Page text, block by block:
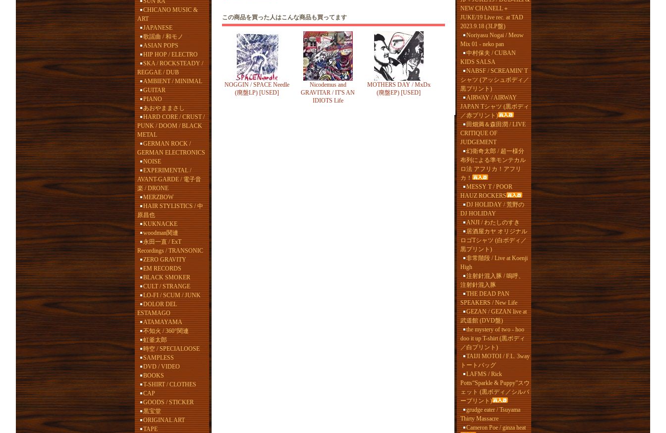
CHICANO MUSIC &
ART
JAPANESE
歌謡曲 / 和モノ
ASIAN POPS
HIP HOP / ELECTRO
SKA / ROCKSTEADY /
REGGAE / DUB
AMBIENT / MINIMAL
GUITAR
PIANO
あおやままさし
HARD CORE / CRUST /
PUNK / DOOM / BLACK
METAL
GERMAN ROCK /
GERMAN ELECTRONICS
NOISE
EXPERIMENTAL /
AVANT-GARDE / 電子音
楽 / DRONE
MERZBOW
HAIR STYLISTICS / 中
原昌也
KUKNACKE
woodman関連
永田一直 / ExT
Recordings / TRANSONIC
ZERO GRAVITY
EM RECORDS
BLACK SMOKER
CULT / STRANGE
LO-FI / SCUM / JUNK
DOLOR DEL
ESTAMAGO
ATAMAYAMA
不知火 / 360°関連
虹釜太郎
時空 / SPECIALOOSE
SAMPLESS
DVD / VIDEO
BOOKS
T-SHIRT / CLOTHES
CAP
GOODS / STICKER
黒宝堂
ORIGINAL ART
TAPE
この商品を買った人はこんな商品も買ってます
NOGGIN / SPACE Needle
(廃盤LP) [USED]
Nicodemus and
GRAVITAR / IT'S AN
IDIOTS Life
MOTHERS DAY / MxDx
(廃盤EP) [USED]
NEW CHANELL＋
JUKE/19 Live rec. at TAD
2023.9.18 (3LP盤)
Noriyasu Nogai / Meow
Mix 01 - neko pan
中村保夫 / CUBAN
KIDS SALSA
NABSF / SCREAMIN' T
シャツ (アッシュボディ／
黒プリント)
AIRWAY / AIRWAY
JAPAN Tシャツ (黒ボディ
／赤プリント)
田畑満＆森田潤 / LIVE
CRITIQUE OF
JUDGEMENT
幻衛奇太郎 / 超一様分
布列による準モンテカル
ロ法 アフリカ！アフリ
カ！
MESSY T / POOR
HAUZ ROCKERS
DJ HOLIDAY / 荒野の
DJ HOLIDAY
ANJI / わたしのすき
居酒屋カヤ オリジナル
ロゴTシャツ (白ボディ／
黒プリント)
非常階段 / Live at Koenji
High
注射針混入豚 / 嗚呼、
注射針混入豚
THE DEAD PAN
SPEAKERS / New Life
GEZAN / GEZAN live at
武道館 (DVD盤)
the mystery of two - hoo
doo it up T-shirt (黒ボディ
／白プリント)
TAIJI MOTOI / F.L. 3way
トートバッグ
LAFMS / Rick
Potts“Sparkle & Puppy”スウ
ェット (黒ボディ／シルバ
ープリント)
grudge eater / Tsuyama
Thirty Massacre
Cameron Poe / ginza heat